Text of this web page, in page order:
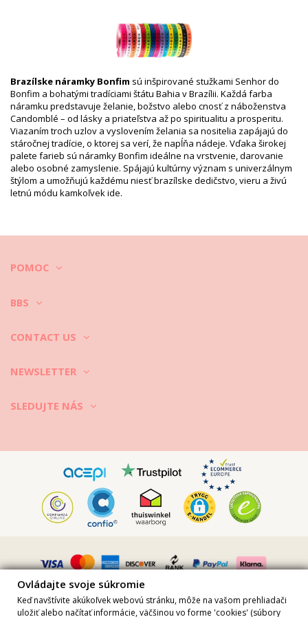
HS CODE: 5806.32.1070
EAN: Veľkosť jedinečná (7899818110116)
Odkaz na dodávateľa: LOT OF H-04-VERDE BANDEIRA
Retušované fotky
Pokyny týkajúce sa prania a
starostlivosti
Pokyny týkajúce sa starostlivosti: Bonfim Lot Of 10
Bonfim - Bandeira
Pred plávaním si šperky zložte a vložte do osobitného puzdra.
Po nosení šperky vytrite vlhkou, čistou a jemnou handričkou.
Bonfim
Vimeo ID: 315847482
Brazílske náramky Bonfim sú inšpirované stužkami Senhor do
Bonfim a bohatými tradíciami štátu Bahia v Brazílii. Každá farba
náramku predstavuje želanie, božstvo alebo cnosť z náboženstva
Candomblé – od lásky a priateľstva až po spiritualitu a prosperitu.
Viazaním troch uzlov a vyslovením želania sa nositelia zapájajú do
stáročnej tradície, o ktorej sa verí, že napĺňa nádeje. Vďaka širokej
palete farieb sú náramky Bonfim ideálne na vrstvenie, darovanie
alebo osobné zamyslenie. Spájajú kultúrny význam s univerzálnym
štýlom a umožňujú každému niesť brazílske dedičstvo, vieru a živú
letnú módu kamkoľvek ide.
POMOC
BBS
CONTACT US
NEWSLETTER
SLEDUJTE NÁS
Ovládajte svoje súkromie
Keď navštívite akúkoľvek webovú stránku, môže na vašom prehliadači
uložiť alebo načítať informácie, väčšinou vo forme 'cookies' (súbory